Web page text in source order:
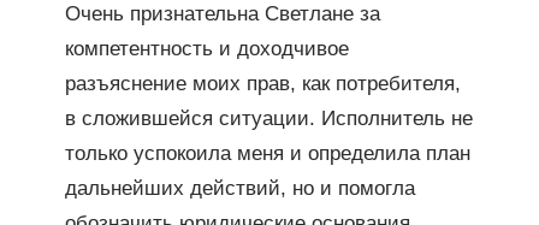
Очень признательна Светлане за
компетентность и доходчивое
разъяснение моих прав, как потребителя,
в сложившейся ситуации. Исполнитель не
только успокоила меня и определила план
дальнейших действий, но и помогла